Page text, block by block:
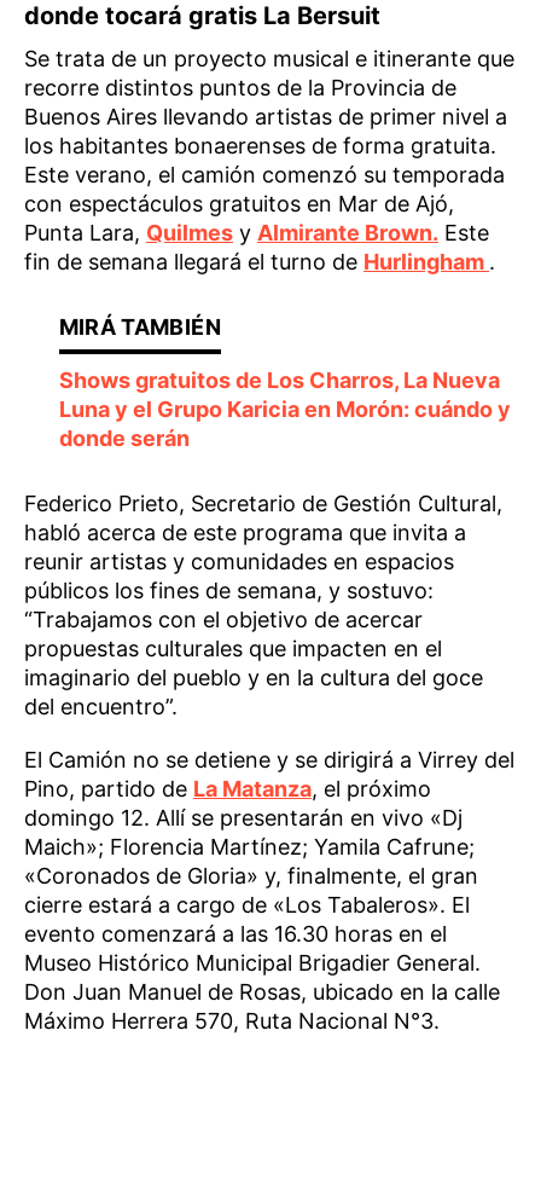
donde tocará gratis La Bersuit
Se trata de un proyecto musical e itinerante que
recorre distintos puntos de la Provincia de
Buenos Aires llevando artistas de primer nivel a
los habitantes bonaerenses de forma gratuita.
Este verano, el camión comenzó su temporada
con espectáculos gratuitos en Mar de Ajó,
Punta Lara, Quilmes y Almirante Brown. Este
fin de semana llegará el turno de Hurlingham .
Shows gratuitos de Los Charros, La Nueva
Luna y el Grupo Karicia en Morón: cuándo y
donde serán
Federico Prieto, Secretario de Gestión Cultural,
habló acerca de este programa que invita a
reunir artistas y comunidades en espacios
públicos los fines de semana, y sostuvo:
“Trabajamos con el objetivo de acercar
propuestas culturales que impacten en el
imaginario del pueblo y en la cultura del goce
del encuentro”.
El Camión no se detiene y se dirigirá a Virrey del
Pino, partido de La Matanza, el próximo
domingo 12. Allí se presentarán en vivo «Dj
Maich»; Florencia Martínez; Yamila Cafrune;
«Coronados de Gloria» y, finalmente, el gran
cierre estará a cargo de «Los Tabaleros». El
evento comenzará a las 16.30 horas en el
Museo Histórico Municipal Brigadier General.
Don Juan Manuel de Rosas, ubicado en la calle
Máximo Herrera 570, Ruta Nacional N°3.